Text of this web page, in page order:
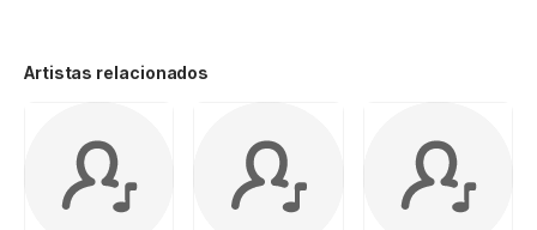
Artistas relacionados